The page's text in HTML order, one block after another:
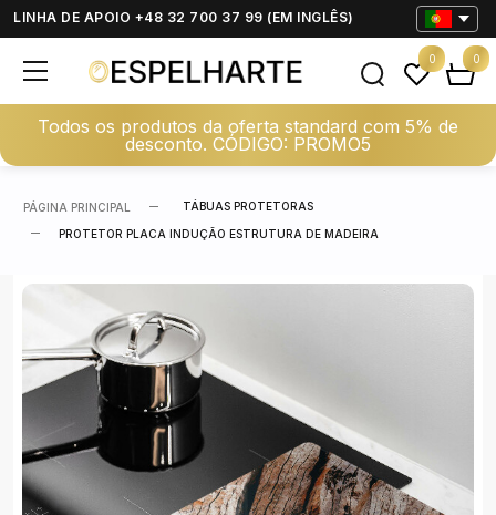
LINHA DE APOIO +48 32 700 37 99 (EM INGLÊS)
Todos os produtos da oferta standard com 5% de
desconto. CÓDIGO: PROMO5
0 0
PÁGINA PRINCIPAL TÁBUAS PROTETORAS
PROTETOR PLACA INDUÇÃO ESTRUTURA DE MADEIRA